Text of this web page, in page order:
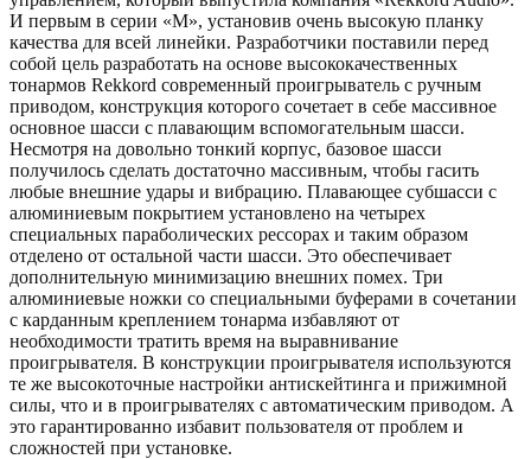
И первым в серии «M», установив очень высокую планку
качества для всей линейки. Разработчики поставили перед
собой цель разработать на основе высококачественных
тонармов Rekkord современный проигрыватель с ручным
приводом, конструкция которого сочетает в себе массивное
основное шасси с плавающим вспомогательным шасси.
Несмотря на довольно тонкий корпус, базовое шасси
получилось сделать достаточно массивным, чтобы гасить
любые внешние удары и вибрацию. Плавающее субшасси с
алюминиевым покрытием установлено на четырех
специальных параболических рессорах и таким образом
отделено от остальной части шасси. Это обеспечивает
дополнительную минимизацию внешних помех. Три
алюминиевые ножки со специальными буферами в сочетании
с карданным креплением тонарма избавляют от
необходимости тратить время на выравнивание
проигрывателя. В конструкции проигрывателя используются
те же высокоточные настройки антискейтинга и прижимной
силы, что и в проигрывателях с автоматическим приводом. А
это гарантированно избавит пользователя от проблем и
сложностей при установке.